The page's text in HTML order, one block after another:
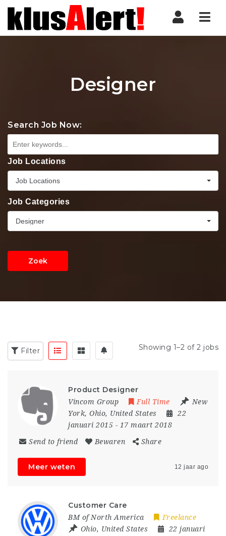
Designer
Search Job Now:
Job Locations
Job Locations
Job Categories
Designer
Zoek
Filter Showing 1–2 of 2 jobs
Product Designer
Vincom Group Full Time
New
York, Ohio, United States
22
januari 2015 - 17 maart 2018
Send to friend Bewaren Share
Meer weten 12 jaar ago
Customer Care
BM of North America
Freelance
Ohio, United States
22 januari